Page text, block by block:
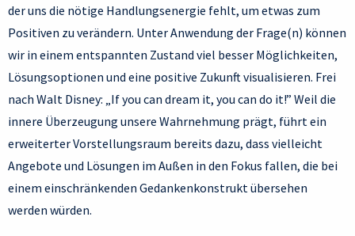
der uns die nötige Handlungsenergie fehlt, um etwas zum
Positiven zu verändern. Unter Anwendung der Frage(n) können
wir in einem entspannten Zustand viel besser Möglichkeiten,
Lösungsoptionen und eine positive Zukunft visualisieren. Frei
nach Walt Disney: „If you can dream it, you can do it!” Weil die
innere Überzeugung unsere Wahrnehmung prägt, führt ein
erweiterter Vorstellungsraum bereits dazu, dass vielleicht
Angebote und Lösungen im Außen in den Fokus fallen, die bei
einem einschränkenden Gedankenkonstrukt übersehen
werden würden.